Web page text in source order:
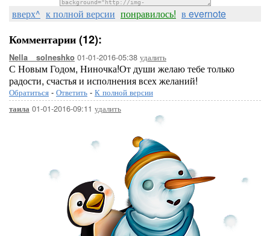
вверх^ к полной версии понравилось! в evernote
Комментарии (12):
Nella__solneshko 01-01-2016-05:38 удалить
С Новым Годом, Ниночка!От души желаю тебе только
радости, счастья и исполнения всех желаний!
Обратиться - Ответить - К полной версии
таила 01-01-2016-09:11 удалить